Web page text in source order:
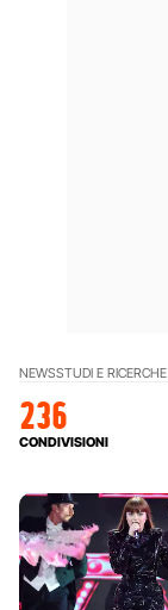
NEWSSTUDI E RICERCHE
236
CONDIVISIONI